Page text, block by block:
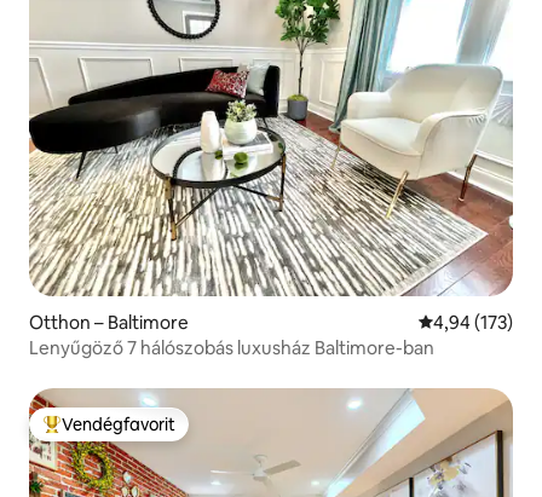
Otthon – Baltimore Átlagos
4,94 (173)
Lenyűgöző 7 hálószobás luxusház Baltimore-ban
Kiemelt vendégfavorit
Vendégfavorit